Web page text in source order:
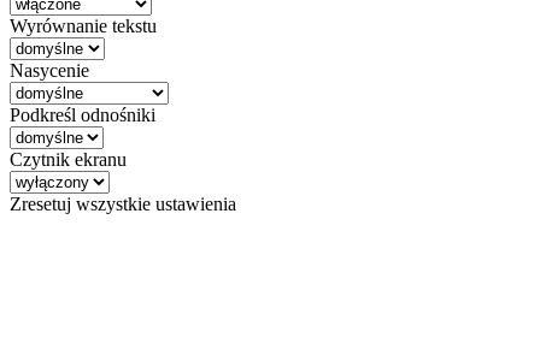
Wyrównanie tekstu
Nasycenie
Podkreśl odnośniki
Czytnik ekranu
Zresetuj wszystkie ustawienia